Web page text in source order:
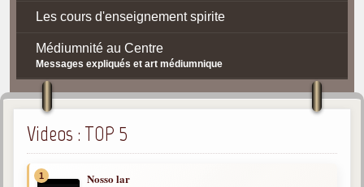
Les cours d'enseignement spirite
Médiumnité au Centre
Messages expliqués et art médiumnique
Contact / Accès
Plan d'accès
Spiritisme
La doctrine Spirite
Videos : TOP 5
1 Nosso lar